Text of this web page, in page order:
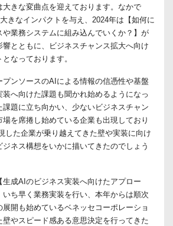
大きな変曲点を迎えております。なかで
きなインパクトを与え、2024年は【如何に
や業務システムに組み込んでいくか？】が
とともに、ビジネスチャンス拡大へ向け
なっております。
プンソースのAIによる情報の信憑性や基盤
へ向けた課題も聞かれ始めるようになっ
題に立ち向かい、少ないビジネスチャン
を席捲し始めている企業も出現しており
した企業が乗り越えてきた壁や実装に向け
ネス構想をいかに描いてきたのでしょう
成AIのビジネス実装へ向けたアプロー
ち早く業務実装を行い、本年からは順次
開も始めているベネッセコーポレーショ
壁やスピード感ある意思決定を行ってきた